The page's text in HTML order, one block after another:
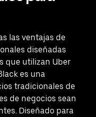
las ventajas de
diseñadas
que utilizan Uber
es una
tradicionales de
de negocios sean
Diseñado para